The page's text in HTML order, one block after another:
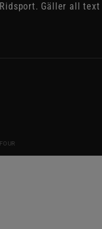
Gäller all text